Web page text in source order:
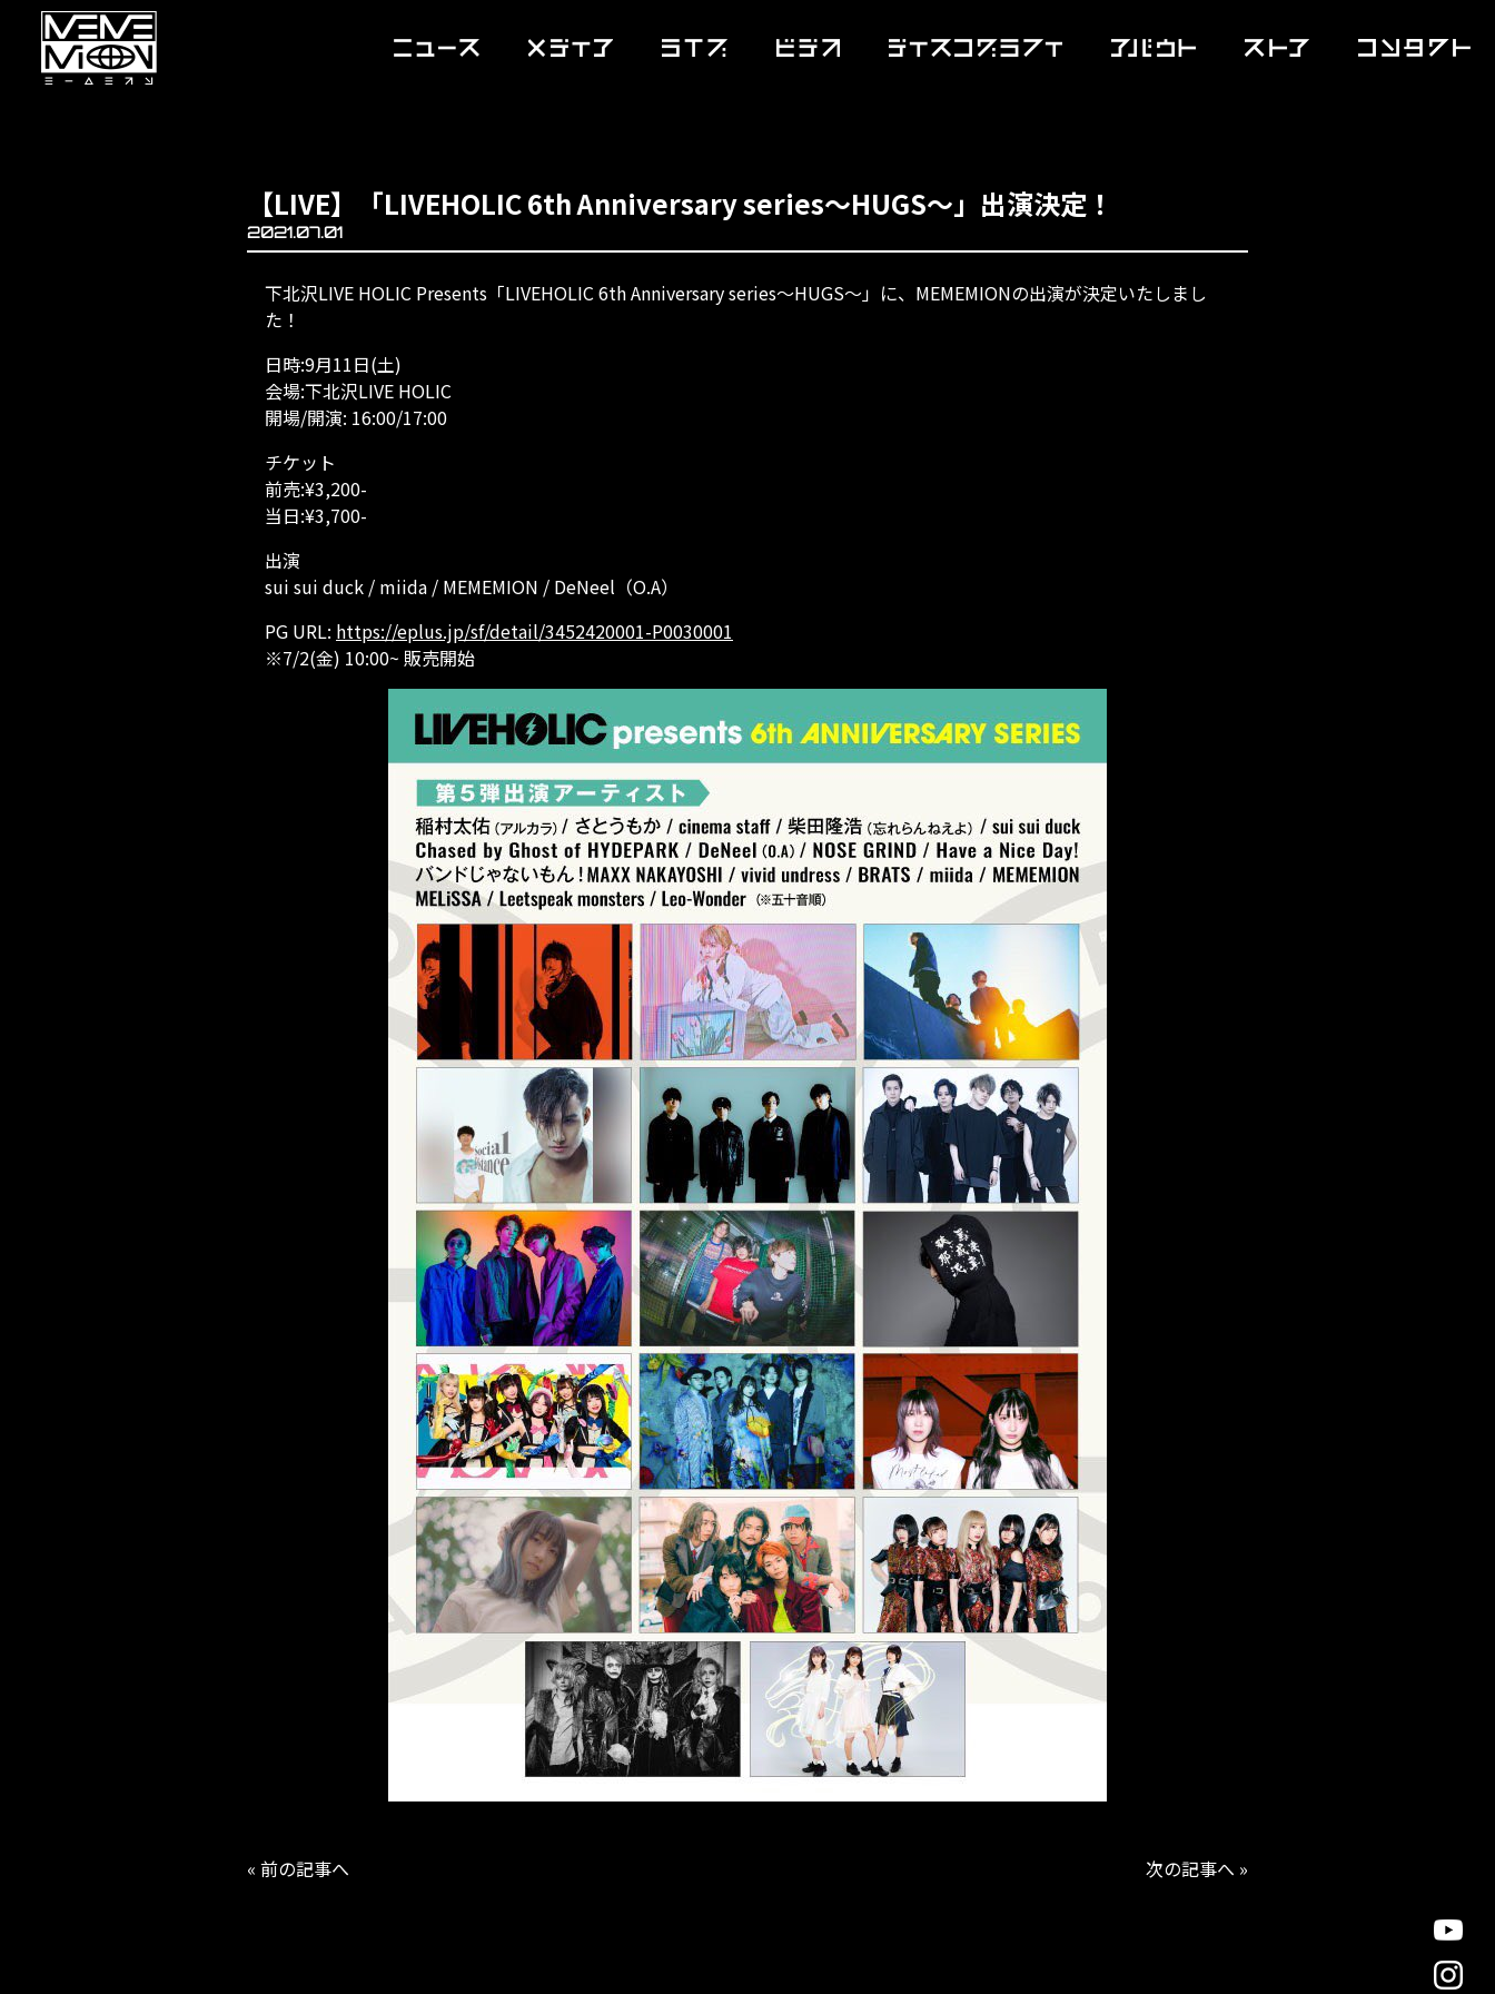
【LIVE】「LIVEHOLIC 6th Anniversary series～HUGS～」出演決定！
2021.07.01
下北沢LIVE HOLIC Presents「LIVEHOLIC 6th Anniversary series～HUGS～」に、MEMEMIONの出演が決定いたしまし
た！
日時:9月11日(土)
会場:下北沢LIVE HOLIC
開場/開演: 16:00/17:00
チケット
前売:¥3,200-
当日:¥3,700-
出演
sui sui duck / miida / MEMEMION / DeNeel（O.A）
PG URL: https://eplus.jp/sf/detail/3452420001-P0030001
※7/2(金) 10:00~ 販売開始
« 前の記事へ 次の記事へ »